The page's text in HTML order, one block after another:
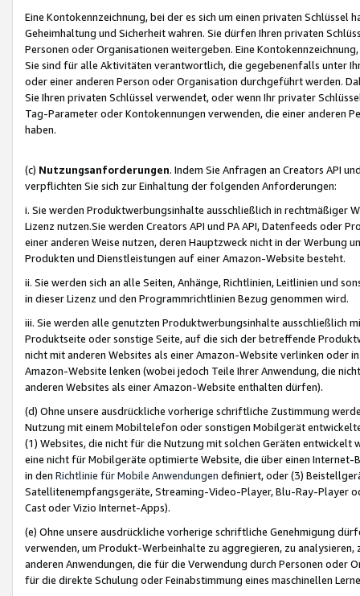
Eine Kontokennzeichnung, bei der es sich um einen privaten
Geheimhaltung und Sicherheit wahren. Sie dürfen Ihren privaten
Personen oder Organisationen weitergeben. Eine
Sie sind für alle Aktivitäten verantwortlich, die gegebenenfalls unter
oder einer anderen Person oder Organisation durchgeführt werden.
Sie Ihren privaten Schlüssel verwendet, oder wenn Ihr privater
Tag-Parameter oder Kontokennungen verwenden, die einer anderen
haben.
(c) Nutzungsanforderungen. Indem Sie Anfragen an Creators API
verpflichten Sie sich zur Einhaltung der folgenden Anforderungen:
i. Sie werden Produktwerbungsinhalte ausschließlich in rechtmäßiger
Lizenz nutzen.Sie werden Creators API und PA API, Datenfeeds oder
einer anderen Weise nutzen, deren Hauptzweck nicht in der Werbung
Produkten und Dienstleistungen auf einer Amazon-Website besteht.
ii. Sie werden sich an alle Seiten, Anhänge, Richtlinien, Leitlinien und
in dieser Lizenz und den Programmrichtlinien Bezug genommen wird.
iii. Sie werden alle genutzten Produktwerbungsinhalte ausschließlich
Produktseite oder sonstige Seite, auf die sich der betreffende
nicht mit anderen Websites als einer Amazon-Website verlinken oder
Amazon-Website lenken (wobei jedoch Teile Ihrer Anwendung, die
anderen Websites als einer Amazon-Website enthalten dürfen).
(d) Ohne unsere ausdrückliche vorherige schriftliche Zustimmung
Nutzung mit einem Mobiltelefon oder sonstigen Mobilgerät
(1) Websites, die nicht für die Nutzung mit solchen Geräten
eine nicht für Mobilgeräte optimierte Website, die über einen
in den Richtlinie für Mobile Anwendungen definiert, oder (3)
Satellitenempfangsgeräte, Streaming-Video-Player, Blu-Ray-Player
Cast oder Vizio Internet-Apps).
(e) Ohne unsere ausdrückliche vorherige schriftliche Genehmigung
verwenden, um Produkt-Werbeinhalte zu aggregieren, zu
anderen Anwendungen, die für die Verwendung durch Personen
für die direkte Schulung oder Feinabstimmung eines maschinellen